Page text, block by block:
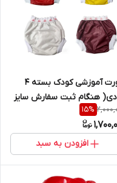
شورت آموزشی کودک بسته 4
هنگام ثبت سفارش سایز
به پشتیبان سایت اعلام
15%
افزودن به سبد